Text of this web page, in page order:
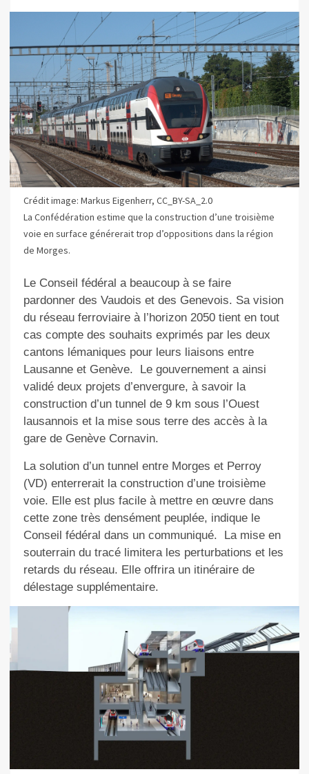
Crédit image: Markus Eigenherr, CC_BY-SA_2.0
La Confédération estime que la construction d’une troisième
voie en surface générerait trop d’oppositions dans la région
de Morges.
Le Conseil fédéral a beaucoup à se faire
pardonner des Vaudois et des Genevois. Sa vision
du réseau ferroviaire à l’horizon 2050 tient en tout
cas compte des souhaits exprimés par les deux
cantons lémaniques pour leurs liaisons entre
Lausanne et Genève.
Le gouvernement a ainsi
validé deux projets d’envergure, à savoir la
construction d’un tunnel de 9 km sous l’Ouest
lausannois et la mise sous terre des accès à la
gare de Genève Cornavin.
La solution d’un tunnel entre Morges et Perroy
(VD) enterrerait la construction d’une troisième
voie. Elle est plus facile à mettre en œuvre dans
cette zone très densément peuplée, indique le
Conseil fédéral dans un communiqué.
La mise en
souterrain du tracé limitera les perturbations et les
retards du réseau. Elle offrira un itinéraire de
délestage supplémentaire.